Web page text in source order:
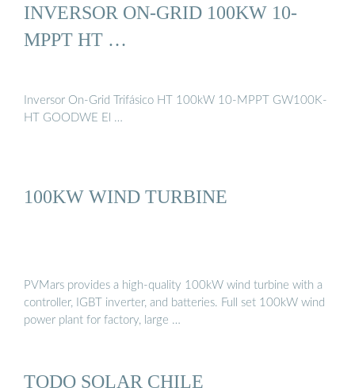
INVERSOR ON-GRID 100KW 10-
MPPT HT …
Inversor On-Grid Trifásico HT 100kW 10-MPPT GW100K-
HT GOODWE El …
100KW WIND TURBINE
PVMars provides a high-quality 100kW wind turbine with a
controller, IGBT inverter, and batteries. Full set 100kW wind
power plant for factory, large …
TODO SOLAR CHILE